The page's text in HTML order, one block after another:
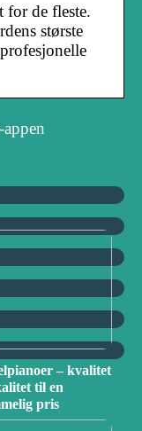
for de fleste.
største
– kvalitet
til en
pris